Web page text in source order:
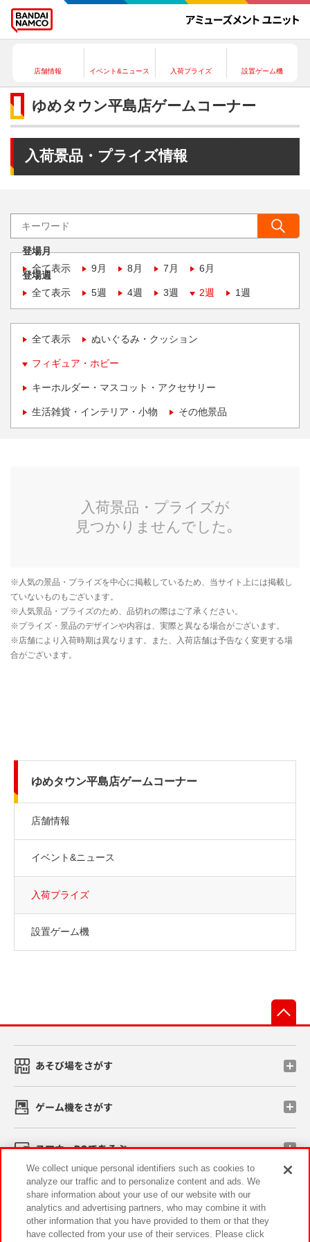
店舗情報 イベント&ニュース 入荷プライズ 設置ゲーム機
ゆめタウン平島店ゲームコーナー
入荷景品・プライズ情報
登場月
全て表示
9月 8月 7月 6月
登場週
全て表示
5週 4週 3週 2週 1週
全て表示 ぬいぐるみ・クッション
フィギュア・ホビー
キーホルダー・マスコット・アクセサリー
生活雑貨・インテリア・小物 その他景品
ゆめタウン平島店ゲームコーナー
店舗情報
イベント&ニュース
入荷プライズ
設置ゲーム機
あそび場をさがす
ゲーム機をさがす
スマホ・PCであそぶ
イベント・キャンペーン
We collect unique personal identifiers such as cookies to
analyze our traffic and to personalize content and ads. We
share information about your use of our website with our
analytics and advertising partners, who may combine it with
other information that you have provided to them or that they
have collected from your use of their services. Please click